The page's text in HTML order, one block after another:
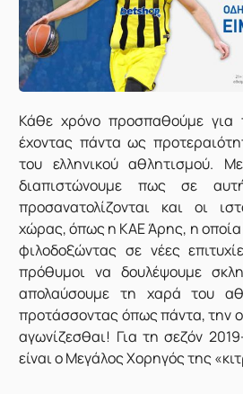
Κάθε χρόνο προσπαθούμε
έχοντας πάντα ως
του ελληνικού αθλητισμού.
διαπιστώνουμε πως σε
προσανατολίζονται και οι
χώρας, όπως η ΚΑΕ Άρης, η
φιλοδοξώντας σε νέες
πρόθυμοι να δουλέψουμε
απολαύσουμε τη χαρά του
προτάσσοντας όπως πάντα, την
αγωνίζεσθαι! Για τη σεζόν
είναι ο Μεγάλος Χορηγός της